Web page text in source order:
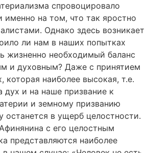
спровоцировало
именно на том, что так яростно
Однако здесь возникает
ли нам в наших попытках
жизненно необходимый баланс
и духовным? Даже с принятием
которая наиболее высокая, т.е.
дух и на наше призвание к
и земному призванию
останется в ущерб целостности.
с его целостным
представляются наиболее